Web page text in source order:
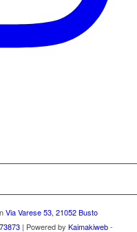
Via Varese 53, 21052 Busto
| Powered by Kaimakiweb-